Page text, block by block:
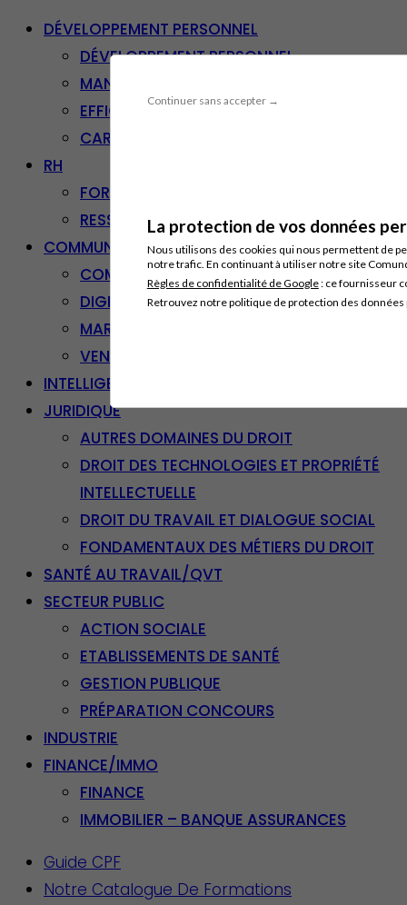
Continuer sans accepter →
La protection de vos données
Nous utilisons des cookies qui nous permettent de
notre trafic. En continuant à utiliser notre site
Règles de confidentialité de Google: ce fournisseur
Retrouvez notre politique de protection des
DÉVELOPPEMENT PERSONNEL
DÉVELOPPEMENT PERSONNEL
MANAGEMENT
EFFICACITÉ PROFESSIONNELLE
CARRIÈRE & RECONVERSION
RH
FORMATION PROFESSIONNELLE
RESSOURCES HUMAINES
COMMUNICATION/DIGITAL
COMMUNICATION
DIGITAL
MARKETING
VENTE – RELATION CLIENT
INTELLIGENCE ARTIFICIELLE
JURIDIQUE
AUTRES DOMAINES DU DROIT
DROIT DES TECHNOLOGIES ET PROPRIÉTÉ
INTELLECTUELLE
DROIT DU TRAVAIL ET DIALOGUE SOCIAL
FONDAMENTAUX DES MÉTIERS DU DROIT
SANTÉ AU TRAVAIL/QVT
SECTEUR PUBLIC
ACTION SOCIALE
ETABLISSEMENTS DE SANTÉ
GESTION PUBLIQUE
PRÉPARATION CONCOURS
INDUSTRIE
FINANCE/IMMO
FINANCE
IMMOBILIER – BANQUE ASSURANCES
Guide CPF
Notre Catalogue De Formations